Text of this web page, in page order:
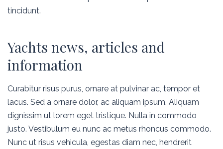
tincidunt.
Yachts news, articles and
information
Curabitur risus purus, ornare at pulvinar ac, tempor et
lacus. Sed a ornare dolor, ac aliquam ipsum. Aliquam
dignissim ut lorem eget tristique. Nulla in commodo
justo. Vestibulum eu nunc ac metus rhoncus commodo.
Nunc ut risus vehicula, egestas diam nec, hendrerit